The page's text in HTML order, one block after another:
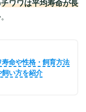
チワワは平均寿命が長
命や性格・飼育方法
飼い方を紹介